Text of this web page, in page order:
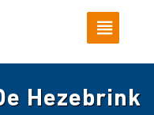
Hezebrink